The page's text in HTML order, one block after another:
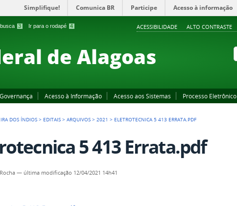
3 Ir para o rodapé 4 ACESSIBILIDADE ALTO CONTRASTE
Simplifique! Comunica BR Participe Acesso à informação
de Alagoas
Governança Acesso à Informação Acesso aos Sistemas Processo Eletrônico
DOS ÍNDIOS > EDITAIS >ARQUIVOS >2021 > ELETROTECNICA 5 413 ERRATA.PDF
5 413 Errata.pdf
— última modificação 12/04/2021 14h41